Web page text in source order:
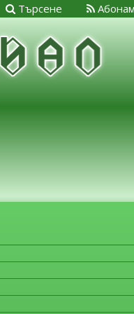
Търсене